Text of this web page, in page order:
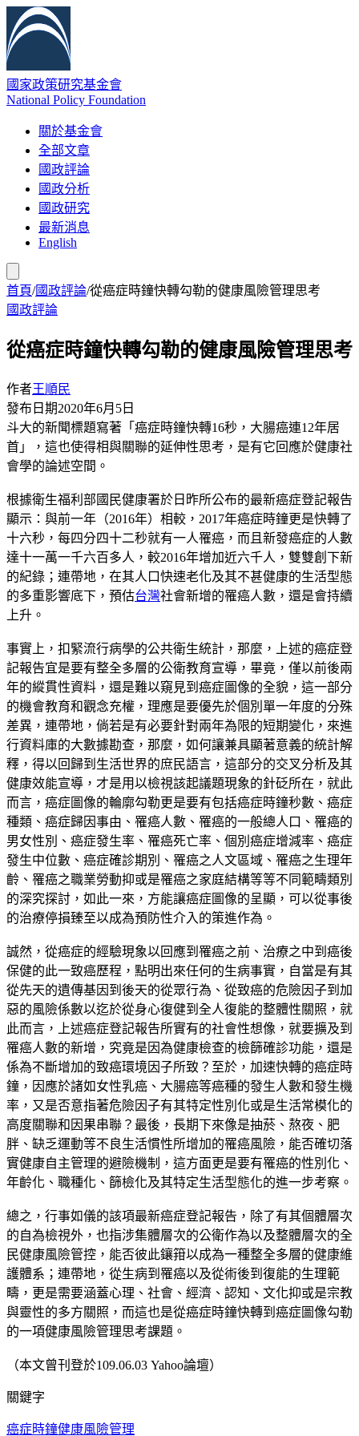
國家政策研究基金會
National Policy Foundation
關於基金會
全部文章
國政評論
國政分析
國政研究
最新消息
English
首頁/國政評論/從癌症時鐘快轉勾勒的健康風險管理思考
國政評論
從癌症時鐘快轉勾勒的健康風險管理思考
作者王順民
發布日期2020年6月5日
斗大的新聞標題寫著「癌症時鐘快轉16秒，大腸癌連12年居
首」，這也使得相與關聯的延伸性思考，是有它回應於健康社
會學的論述空間。
根據衛生福利部國民健康署於日昨所公布的最新癌症登記報告
顯示：與前一年（2016年）相較，2017年癌症時鐘更是快轉了
十六秒，每四分四十二秒就有一人罹癌，而且新發癌症的人數
達十一萬一千六百多人，較2016年增加近六千人，雙雙創下新
的紀錄；連帶地，在其人口快速老化及其不甚健康的生活型態
的多重影響底下，預估台灣社會新增的罹癌人數，還是會持續
上升。
事實上，扣緊流行病學的公共衛生統計，那麼，上述的癌症登
記報告宜是要有整全多層的公衛教育宣導，畢竟，僅以前後兩
年的縱貫性資料，還是難以窺見到癌症圖像的全貌，這一部分
的機會教育和觀念充權，理應是要優先於個別單一年度的分殊
差異，連帶地，倘若是有必要針對兩年為限的短期變化，來進
行資料庫的大數據勘查，那麼，如何讓兼具顯著意義的統計解
釋，得以回歸到生活世界的庶民語言，這部分的交叉分析及其
健康效能宣導，才是用以檢視該起議題現象的針砭所在，就此
而言，癌症圖像的輪廓勾勒更是要有包括癌症時鐘秒數、癌症
種類、癌症歸因事由、罹癌人數、罹癌的一般總人口、罹癌的
男女性別、癌症發生率、罹癌死亡率、個別癌症增減率、癌症
發生中位數、癌症確診期別、罹癌之人文區域、罹癌之生理年
齡、罹癌之職業勞動抑或是罹癌之家庭結構等等不同範疇類別
的深究探討，如此一來，方能讓癌症圖像的呈顯，可以從事後
的治療停損臻至以成為預防性介入的策進作為。
誠然，從癌症的經驗現象以回應到罹癌之前、治療之中到癌後
保健的此一致癌歷程，點明出來任何的生病事實，自當是有其
從先天的遺傳基因到後天的從眾行為、從致癌的危險因子到加
惡的風險係數以迄於從身心復健到全人復能的整體性關照，就
此而言，上述癌症登記報告所實有的社會性想像，就要擴及到
罹癌人數的新增，究竟是因為健康檢查的檢篩確診功能，還是
係為不斷增加的致癌環境因子所致？至於，加速快轉的癌症時
鐘，因應於諸如女性乳癌、大腸癌等癌種的發生人數和發生機
率，又是否意指著危險因子有其特定性別化或是生活常模化的
高度關聯和因果串聯？最後，長期下來像是抽菸、熬夜、肥
胖、缺乏運動等不良生活慣性所增加的罹癌風險，能否確切落
實健康自主管理的避險機制，這方面更是要有罹癌的性別化、
年齡化、職種化、篩檢化及其特定生活型態化的進一步考察。
總之，行事如儀的該項最新癌症登記報告，除了有其個體層次
的自為檢視外，也指涉集體層次的公衛作為以及整體層次的全
民健康風險管控，能否彼此鑲箝以成為一種整全多層的健康維
護體系；連帶地，從生病到罹癌以及從術後到復能的生理範
疇，更是需要涵蓋心理、社會、經濟、認知、文化抑或是宗教
與靈性的多方關照，而這也是從癌症時鐘快轉到癌症圖像勾勒
的一項健康風險管理思考課題。
（本文曾刊登於109.06.03 Yahoo論壇）
關鍵字
癌症時鐘健康風險管理